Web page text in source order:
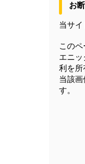
お
当サイ
この
エニ
利を所
当該
す。